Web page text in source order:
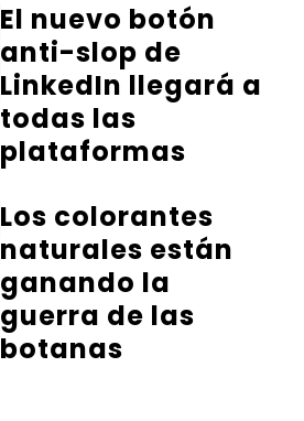
El nuevo botón
anti-slop de
LinkedIn llegará a
todas las
plataformas
Los colorantes
naturales están
ganando la
guerra de las
botanas